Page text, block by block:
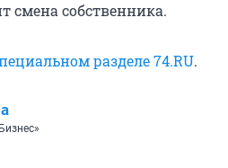
смена собственника.
разделе 74.RU.